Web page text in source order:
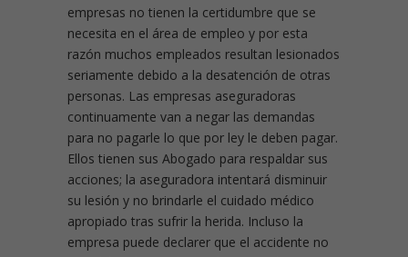
empresas no tienen la certidumbre que se
necesita en el área de empleo y por esta
razón muchos empleados resultan lesionados
seriamente debido a la desatención de otras
personas. Las empresas aseguradoras
continuamente van a negar las demandas
para no pagarle lo que por ley le deben pagar.
Ellos tienen sus Abogado para respaldar sus
acciones; la aseguradora intentará disminuir
su lesión y no brindarle el cuidado médico
apropiado tras sufrir la herida. Incluso la
empresa puede declarer que el accidente no